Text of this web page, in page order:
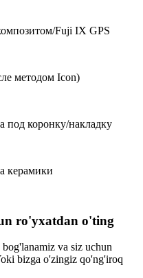
Fuji IX GPS
методом Icon)
под коронку/накладку
керамики
ro'yxatdan o'ting
va siz uchun
bizga o'zingiz qo'ng'iroq